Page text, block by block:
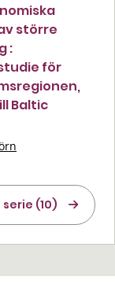
större
:
för
Baltic
(10)